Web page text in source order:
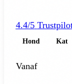
4.4/5
Hond Kat
Vanaf